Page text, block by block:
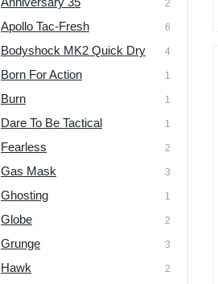
2
Apollo Tac-Fresh 6
Bodyshock MK2 Quick Dry 4
Born For Action 1
Burn 1
Dare To Be Tactical 1
Fearless 2
Gas Mask 3
Ghosting 1
Globe 2
Grunge 3
Hawk 2